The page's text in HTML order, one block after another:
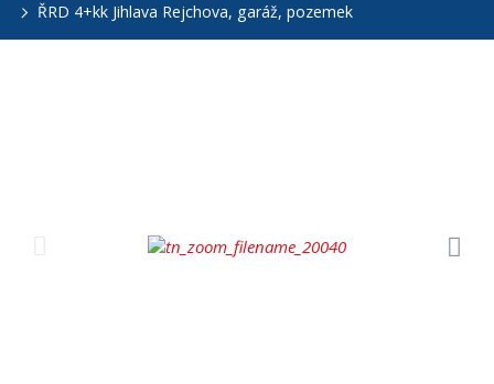
ŘRD 4+kk Jihlava Rejchova, garáž, pozemek